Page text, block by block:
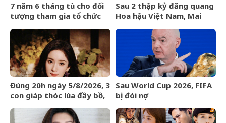
7 năm 6 tháng tù cho đối
tượng tham gia tổ chức
Sau 2 thập kỷ đăng quang
Hoa hậu Việt Nam, Mai
Đúng 20h ngày 5/8/2026, 3
con giáp thóc lúa đầy bồ,
sang nhất làng
Sau World Cup 2026, FIFA
bị đòi nợ